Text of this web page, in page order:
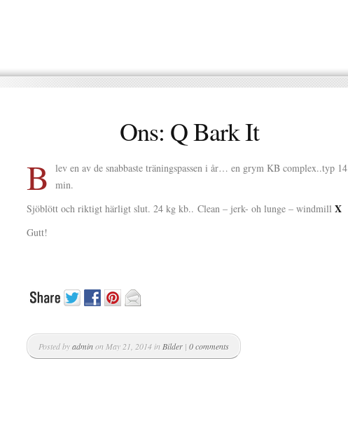
Ons: Q Bark It
B
lev en av de snabbaste träningspassen i år… en grym KB complex..typ 14
min.
Sjöblött och riktigt härligt slut. 24 kg kb.. Clean – jerk- oh lunge – windmill X
Gutt!
Posted byadminon May 21, 2014 in Bilder | 0 comments